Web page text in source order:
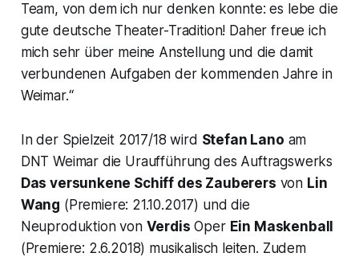
Team, von dem ich nur denken konnte: es lebe die
gute deutsche Theater-Tradition! Daher freue ich
mich sehr über meine Anstellung und die damit
verbundenen Aufgaben der kommenden Jahre in
Weimar.“
In der Spielzeit 2017/18 wird Stefan Lano am
DNT Weimar die Uraufführung des Auftragswerks
Das versunkene Schiff des Zauberers von Lin
Wang (Premiere: 21.10.2017) und die
Neuproduktion von Verdis Oper Ein Maskenball
(Premiere: 2.6.2018) musikalisch leiten. Zudem